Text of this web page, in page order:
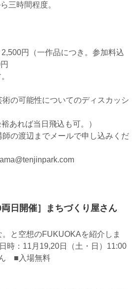
三時間程度。
円（一作品につき。参加料込
の可能性についてのディスカッシ
あれば当日飛込も可。）
の渡辺までメールで申し込みくだ
日開催］まちづくり屋さん
と空想のFUKUOKAを紹介しま
：11月19,20日（土・日）11:00
■入場無料